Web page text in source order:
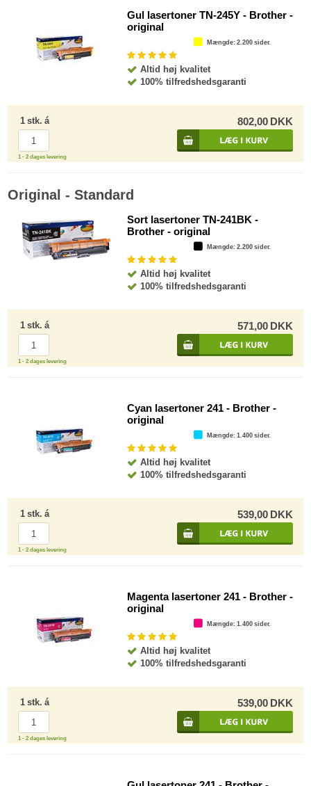
Gul lasertoner TN-245Y - Brother -
original
Mængde: 2.200 sider.
Altid høj kvalitet
100% tilfredshedsgaranti
1 stk. á 802,00 DKK
1 - 2 dages levering
Original - Standard
Sort lasertoner TN-241BK -
Brother - original
Mængde: 2.200 sider.
Altid høj kvalitet
100% tilfredshedsgaranti
1 stk. á 571,00 DKK
1 - 2 dages levering
Cyan lasertoner 241 - Brother -
original
Mængde: 1.400 sider.
Altid høj kvalitet
100% tilfredshedsgaranti
1 stk. á 539,00 DKK
1 - 2 dages levering
Magenta lasertoner 241 - Brother -
original
Mængde: 1.400 sider.
Altid høj kvalitet
100% tilfredshedsgaranti
1 stk. á 539,00 DKK
1 - 2 dages levering